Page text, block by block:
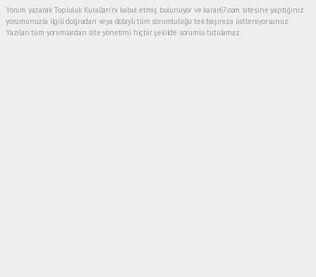
Yorum yazarak Topluluk Kuralları’nı kabul etmiş bulunuyor ve karar67.com sitesine yaptığınız
yorumunuzla ilgili doğrudan veya dolaylı tüm sorumluluğu tek başınıza üstleniyorsunuz.
Yazılan tüm yorumlardan site yönetimi hiçbir şekilde sorumlu tutulamaz.